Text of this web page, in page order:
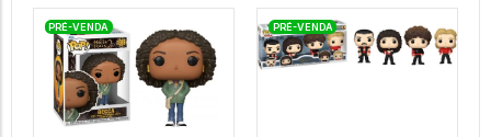
PRÉ-VENDA PRÉ-VENDA